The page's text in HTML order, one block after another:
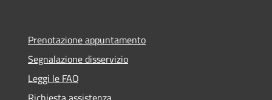
Prenotazione appuntamento
Segnalazione disservizio
Leggi le FAQ